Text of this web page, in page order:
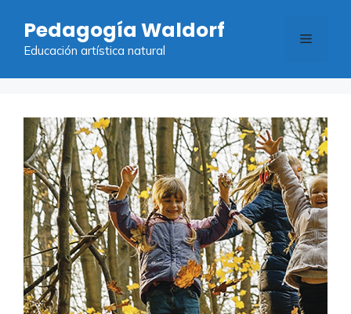
contenido
Pedagogía Waldorf
Educación artística natural
Menú